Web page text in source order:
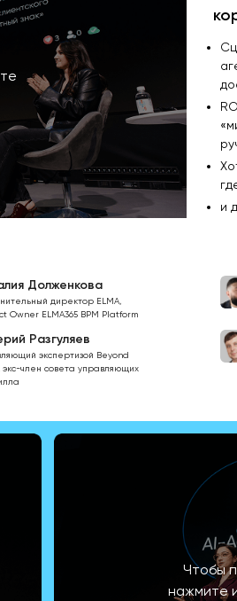
и
Долженкова
директор ELMA,
Owner ELMA365 BPM Platform
Разгуляев
экспертизой Beyond
экс-член совета управляющих
Чтобы
нажмите